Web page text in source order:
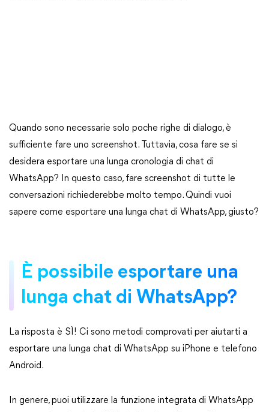
Quando sono necessarie solo poche righe di dialogo, è
sufficiente fare uno screenshot. Tuttavia, cosa fare se si
desidera esportare una lunga cronologia di chat di
WhatsApp? In questo caso, fare screenshot di tutte le
conversazioni richiederebbe molto tempo. Quindi vuoi
sapere come esportare una lunga chat di WhatsApp, giusto?
È possibile esportare una
lunga chat di WhatsApp?
La risposta è SÌ! Ci sono metodi comprovati per aiutarti a
esportare una lunga chat di WhatsApp su iPhone e telefono
Android.
In genere, puoi utilizzare la funzione integrata di WhatsApp